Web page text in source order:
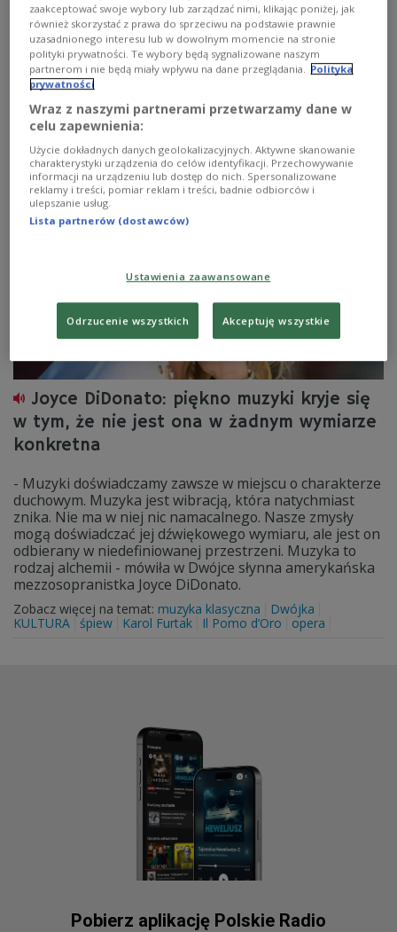
orkiestr, a wśród nich Orkiestry Polskiego Radia w
Warszawie. 19 czerwca wystartuje nowy, plenerowy
festiwal muzyczny w stolicy - Centralny Plac Muzyki. "To
wydarzenie, jakiego w Warszawie nie było" -
zapowiadają organizatorzy. Wśród nazwisk ogłoszonych
w programie znaleźli się m.in.: pianiści Lang Lang i Kate
Liu oraz sopranistka Joyce DiDonato.
Zobacz więcej na temat: muzyka klasyczna Dwójka
Jakub Kukla
Orkiestra Polskiego Radia w Warszawie
Lang Lang Kate Liu Roman Osadnik Warszawa KULTURA
Joyce DiDonato: piękno muzyki kryje się
w tym, że nie jest ona w żadnym wymiarze
konkretna
- Muzyki doświadczamy zawsze w miejscu o charakterze
duchowym. Muzyka jest wibracją, która natychmiast
znika. Nie ma w niej nic namacalnego. Nasze zmysły
mogą doświadczać jej dźwiękowego wymiaru, ale jest on
odbierany w niedefiniowanej przestrzeni. Muzyka to
rodzaj alchemii - mówiła w Dwójce słynna amerykańska
mezzosopranistka Joyce DiDonato.
Zobacz więcej na temat: muzyka klasyczna
Dwójka
KULTURA śpiew Karol Furtak Il Pomo d’Oro opera
Pobierz aplikację Polskie Radio
zaakceptować swoje wybory lub zarządzać nimi, klikając poniżej, jak
również skorzystać z prawa do sprzeciwu na podstawie prawnie
uzasadnionego interesu lub w dowolnym momencie na stronie
polityki prywatności. Te wybory będą sygnalizowane naszym
partnerom i nie będą miały wpływu na dane przeglądania.
Polityka
prywatności
Wraz z naszymi partnerami przetwarzamy dane w
celu zapewnienia:
Użycie dokładnych danych geolokalizacyjnych. Aktywne skanowanie
charakterystyki urządzenia do celów identyfikacji. Przechowywanie
informacji na urządzeniu lub dostęp do nich. Spersonalizowane
reklamy i treści, pomiar reklam i treści, badnie odbiorców i
ulepszanie usług.
Lista partnerów (dostawców)
Ustawienia zaawansowane
Odrzucenie wszystkich Akceptuję wszystkie